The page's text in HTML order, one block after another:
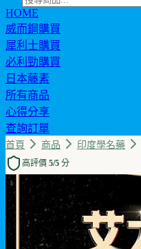
HOME
威而鋼購買
犀利士購買
必利勁購買
日本藤素
所有商品
心得分享
查詢訂單
首頁 商品 印度學名藥
高評價 5/5 分